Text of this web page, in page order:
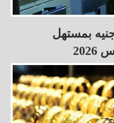
31 مليار جنيه بمستهل